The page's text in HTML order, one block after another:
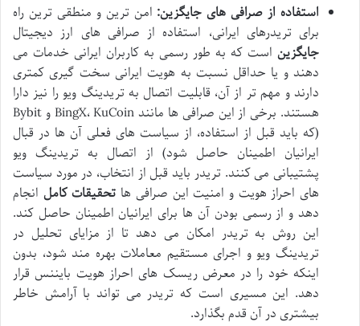
استفاده از صرافی های جایگزین: امن ترین و منطقی ترین راه
برای تریدرهای ایرانی، استفاده از صرافی های ارز دیجیتال
جایگزین است که به طور رسمی به کاربران ایرانی خدمات می
دهند و یا حداقل نسبت به هویت ایرانی سخت گیری کمتری
دارند و مهم تر از آن، قابلیت اتصال به تریدینگ ویو را نیز دارا
هستند. برخی از این صرافی ها مانند BingX، KuCoin و Bybit
(که باید قبل از استفاده، از سیاست های فعلی آن ها در قبال
ایرانیان اطمینان حاصل شود) از اتصال به تریدینگ ویو
پشتیبانی می کنند. تریدر باید قبل از انتخاب، در مورد سیاست
های احراز هویت و امنیت این صرافی ها تحقیقات کامل انجام
دهد و از رسمی بودن آن ها برای ایرانیان اطمینان حاصل کند.
این روش به تریدر امکان می دهد تا از مزایای تحلیل در
تریدینگ ویو و اجرای مستقیم معاملات بهره مند شود، بدون
اینکه خود را در معرض ریسک های احراز هویت بایننس قرار
دهد. این مسیری است که تریدر می تواند با آرامش خاطر
بیشتری در آن قدم بگذارد.